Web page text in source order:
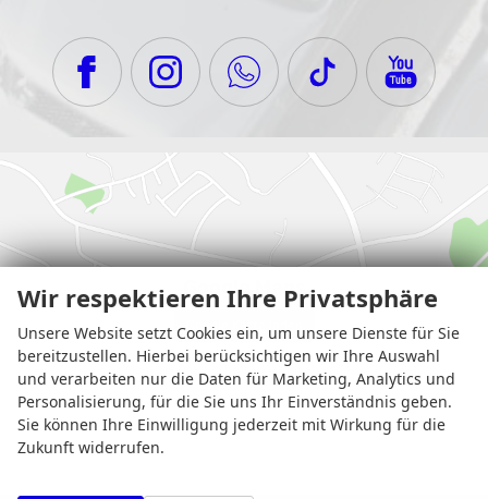
Google Maps
Google Karte laden
Die Karte wird von Google Maps eingebettet.
Es gelten die Datenschutzerklärungen von Google.
Wir respektieren Ihre Privatsphäre
Unsere Website setzt Cookies ein, um unsere Dienste für Sie
bereitzustellen. Hierbei berücksichtigen wir Ihre Auswahl
und verarbeiten nur die Daten für Marketing, Analytics und
Personalisierung, für die Sie uns Ihr Einverständnis geben.
Sie können Ihre Einwilligung jederzeit mit Wirkung für die
Zukunft widerrufen.